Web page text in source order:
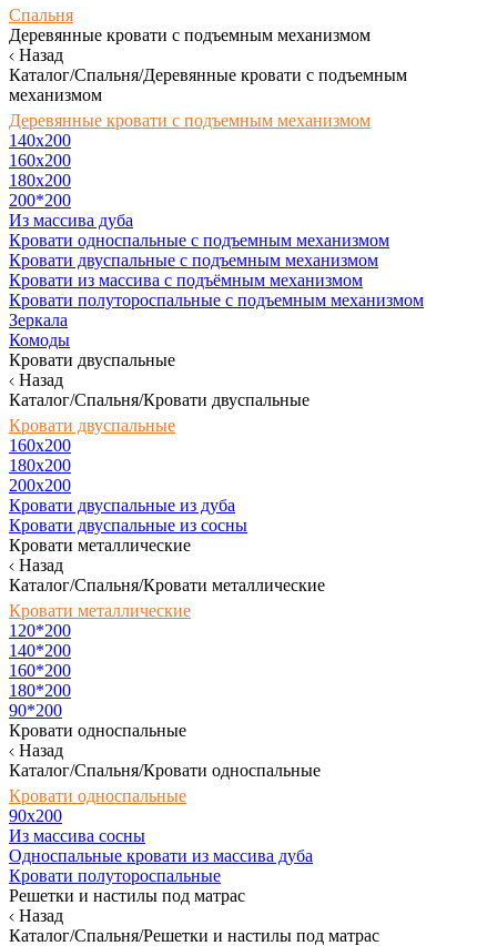
Спальня
Деревянные кровати с подъемным механизмом
Назад
Каталог/Спальня/Деревянные кровати с подъемным
механизмом
Деревянные кровати с подъемным механизмом
140x200
160х200
180х200
200*200
Из массива дуба
Кровати односпальные с подъемным механизмом
Кровати двуспальные с подъемным механизмом
Кровати из массива с подъёмным механизмом
Кровати полутороспальные с подъемным механизмом
Зеркала
Комоды
Кровати двуспальные
Назад
Каталог/Спальня/Кровати двуспальные
Кровати двуспальные
160х200
180x200
200x200
Кровати двуспальные из дуба
Кровати двуспальные из сосны
Кровати металлические
Назад
Каталог/Спальня/Кровати металлические
Кровати металлические
120*200
140*200
160*200
180*200
90*200
Кровати односпальные
Назад
Каталог/Спальня/Кровати односпальные
Кровати односпальные
90х200
Из массива сосны
Односпальные кровати из массива дуба
Кровати полутороспальные
Решетки и настилы под матрас
Назад
Каталог/Спальня/Решетки и настилы под матрас